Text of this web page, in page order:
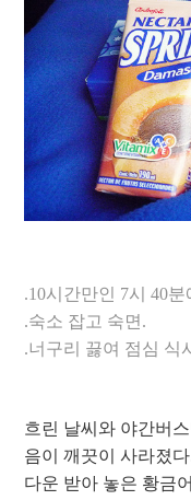
.10시간만인 7시 40
.숙소 잡고 숙면.
.너구리 끓여 점심 식
흐린 날씨와 야간버
음이 깨끗이 사라졌
다운 받아 놓은 황금